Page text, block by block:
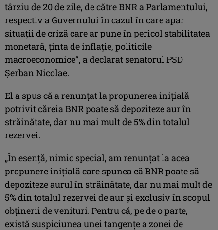
târziu de 20 de zile, de către BNR a Parlamentului,
respectiv a Guvernului în cazul în care apar
situaţii de criză care ar pune în pericol stabilitatea
monetară, ţinta de inflaţie, politicile
macroeconomice”, a declarat senatorul PSD
Şerban Nicolae.
El a spus că a renunţat la propunerea iniţială
potrivit căreia BNR poate să depoziteze aur în
străinătate, dar nu mai mult de 5% din totalul
rezervei.
„În esenţă, nimic special, am renunţat la acea
propunere iniţială care spunea că BNR poate să
depoziteze aurul în străinătate, dar nu mai mult de
5% din totalul rezervei de aur şi exclusiv în scopul
obţinerii de venituri. Pentru că, pe de o parte,
există suspiciunea unei tangenţe a zonei de